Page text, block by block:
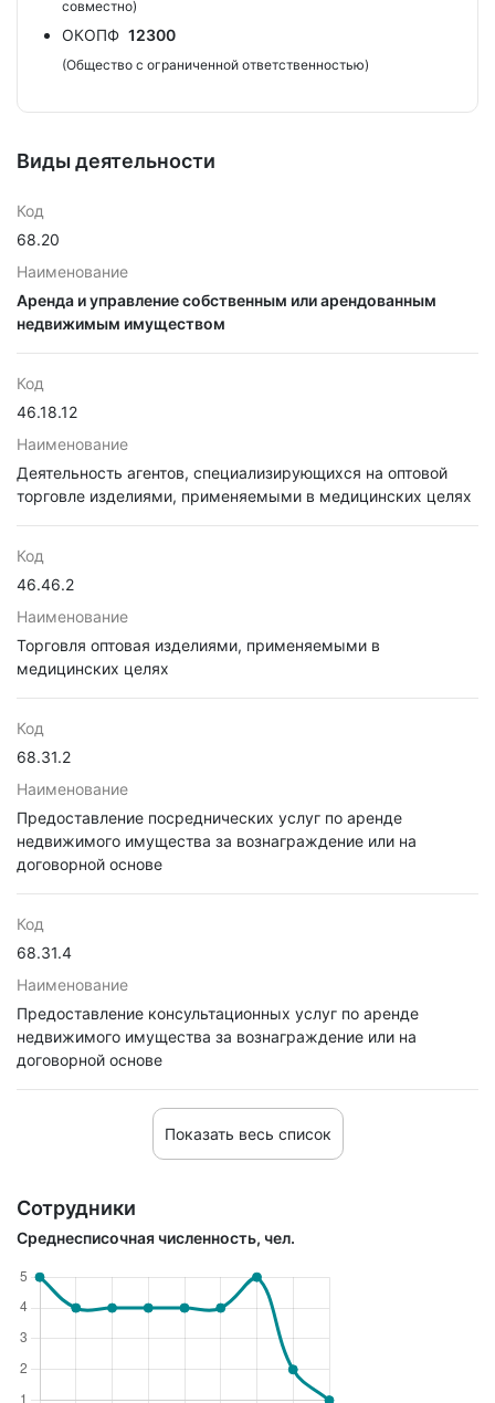
совместно)
ОКОПФ 12300
(Общество с ограниченной ответственностью)
Виды деятельности
Код
68.20
Наименование
Аренда и управление собственным или арендованным
недвижимым имуществом
Код
46.18.12
Наименование
Деятельность агентов, специализирующихся на оптовой
торговле изделиями, применяемыми в медицинских целях
Код
46.46.2
Наименование
Торговля оптовая изделиями, применяемыми в
медицинских целях
Код
68.31.2
Наименование
Предоставление посреднических услуг по аренде
недвижимого имущества за вознаграждение или на
договорной основе
Код
68.31.4
Наименование
Предоставление консультационных услуг по аренде
недвижимого имущества за вознаграждение или на
договорной основе
Показать весь список
Сотрудники
Среднесписочная численность, чел.